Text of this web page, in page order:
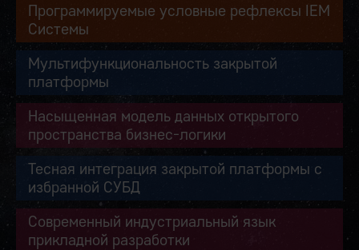
Программируемые условные рефлексы IEM
Системы
Мультифункциональность закрытой
платформы
Насыщенная модель данных открытого
пространства бизнес-логики
Тесная интеграция закрытой платформы с
избранной СУБД
Современный индустриальный язык
прикладной разработки